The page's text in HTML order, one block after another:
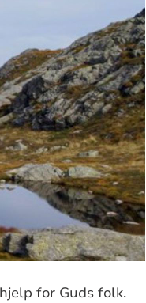
for Guds folk.